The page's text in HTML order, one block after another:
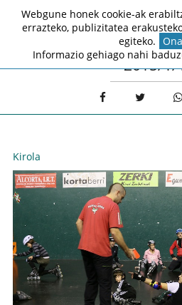
2015/1/
Kirola
Webgune honek cookie-ak
errazteko, publizitatea
egiteko.
Informazio gehiago nahi